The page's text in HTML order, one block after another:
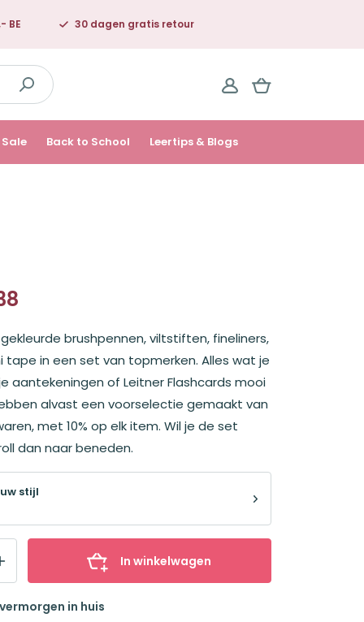
BE 30 dagen gratis retour
Sale Back to School Leertips & Blogs
brushpennen, viltstiften, fineliners,
tape in een set van topmerken. Alles wat je
aantekeningen of Leitner Flashcards mooi
alvast een voorselectie gemaakt van
met 10% op elk item. Wil je de set
dan naar beneden.
stijl
In winkelwagen
in huis